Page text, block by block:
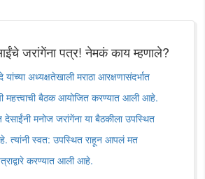
जरांगेंना पत्र! नेमकं काय म्हणाले?
अध्यक्षतेखाली मराठा आरक्षणासंदर्भात
महत्त्वाची बैठक आयोजित करण्यात आली आहे.
देसाईंनी मनोज जरांगेंना या बैठकीला उपस्थित
त्यांनी स्वत: उपस्थित राहून आपलं मत
करण्यात आली आहे.